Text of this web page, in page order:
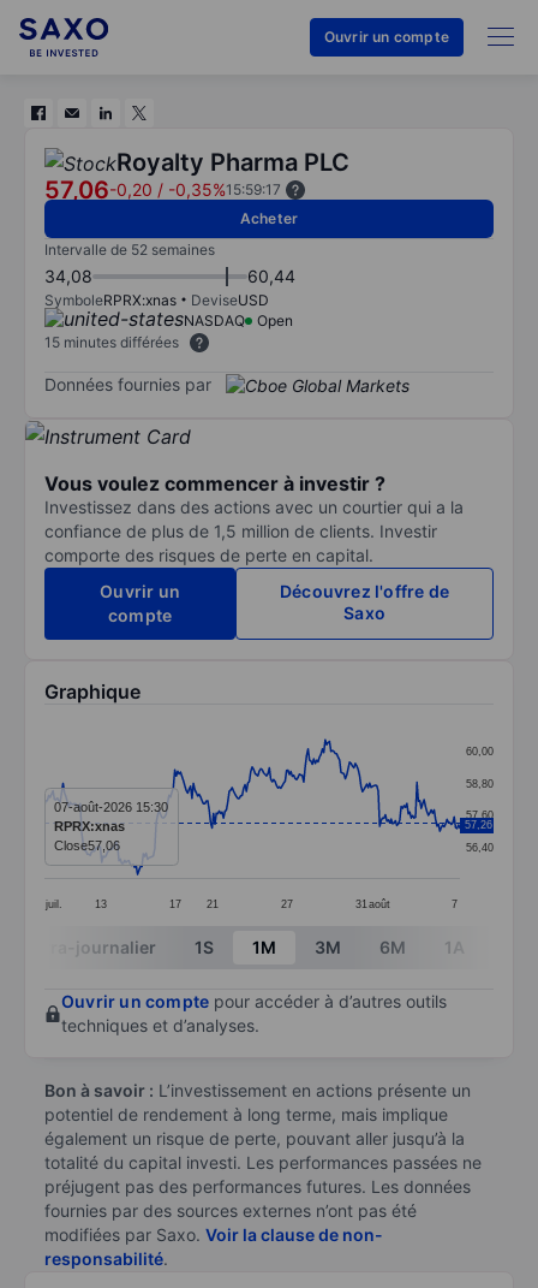
Ouvrir un compte
Royalty Pharma PLC
57,06-0,20 / -0,35%15:59:17
Acheter
Intervalle de 52 semaines
34,08 60,44
SymboleRPRX:xnas DeviseUSD
NASDAQ
Open
15 minutes différées
Données fournies par
Vous voulez commencer à investir ?
Investissez dans des actions avec un courtier qui a la
confiance de plus de 1,5 million de clients. Investir
comporte des risques de perte en capital.
Ouvrir un
compte
Découvrez l'offre de
Saxo
Graphique
Line chart with 291 data points.
The chart has 1 X axis displaying categories.
The chart has 1 Y axis displaying values. Data
juil. 13 17 21 27 31 août 7
56,40
57,60
58,80
60,00
57,26
07-août-2026 15:30
RPRX:xnas
Close57,06
End of interactive chart.
Intra-journalier 1S 1M 3M 6M 1A
Ouvrir un compte pour accéder à d’autres outils
techniques et d’analyses.
Bon à savoir : L’investissement en actions présente un
potentiel de rendement à long terme, mais implique
également un risque de perte, pouvant aller jusqu’à la
totalité du capital investi. Les performances passées ne
préjugent pas des performances futures. Les données
fournies par des sources externes n’ont pas été
modifiées par Saxo. Voir la clause de non-
responsabilité.